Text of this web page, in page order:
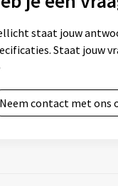
staat jouw
Staat jouw
Neem contact met ons